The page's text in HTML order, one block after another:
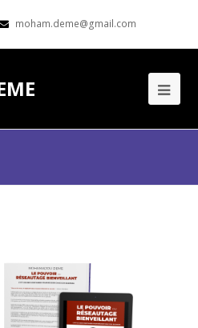
moham.deme@gmail.com